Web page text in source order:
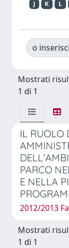
J
K L
o
Mostrati
1 di 1
IL RUOLO
PARCO
E NELLA
2012/2013
Mostrati
1 di 1